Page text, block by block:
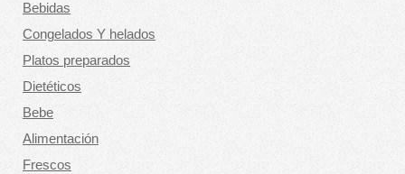
Bebidas
Congelados Y helados
Platos preparados
Dietéticos
Bebe
Alimentación
Frescos